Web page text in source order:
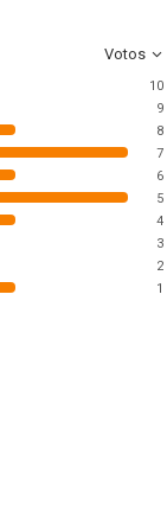
Votos
10
9
8
7
6
5
4
3
2
1